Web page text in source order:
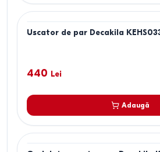
Uscator de par Decakila
440 Lei
Adaugă